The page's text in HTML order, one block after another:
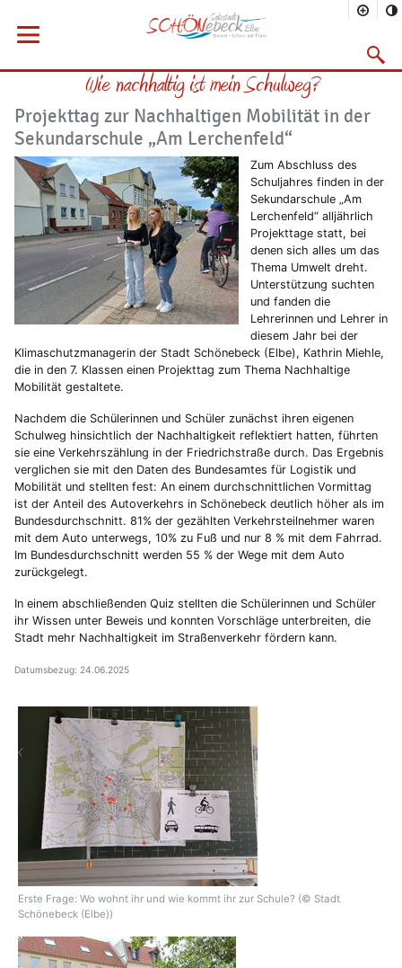
Menü öffnen
Vorheriges Bild
Startseite
Rathaus
Aktuelles
Wie nachhaltig ist mein Schulweg?
Projekttag zur Nachhaltigen Mobilität in der
Sekundarschule „Am Lerchenfeld“
Zum Abschluss des
Schuljahres finden in der
Sekundarschule „Am
Lerchenfeld“ alljährlich
Projekttage statt, bei
denen sich alles um das
Thema Umwelt dreht.
Unterstützung suchten
und fanden die
Lehrerinnen und Lehrer in
diesem Jahr bei der
Klimaschutzmanagerin der Stadt Schönebeck (Elbe), Kathrin Miehle,
die in den 7. Klassen einen Projekttag zum Thema Nachhaltige
Mobilität gestaltete.
Nachdem die Schülerinnen und Schüler zunächst ihren eigenen
Schulweg hinsichtlich der Nachhaltigkeit reflektiert hatten, führten
sie eine Verkehrszählung in der Friedrichstraße durch. Das Ergebnis
verglichen sie mit den Daten des Bundesamtes für Logistik und
Mobilität und stellten fest: An einem durchschnittlichen Vormittag
ist der Anteil des Autoverkehrs in Schönebeck deutlich höher als im
Bundesdurchschnitt. 81% der gezählten Verkehrsteilnehmer waren
mit dem Auto unterwegs, 10% zu Fuß und nur 8 % mit dem Fahrrad.
Im Bundesdurchschnitt werden 55 % der Wege mit dem Auto
zurückgelegt.
In einem abschließenden Quiz stellten die Schülerinnen und Schüler
ihr Wissen unter Beweis und konnten Vorschläge unterbreiten, die
Stadt mehr Nachhaltigkeit im Straßenverkehr fördern kann.
Datumsbezug: 24.06.2025
Erste Frage: Wo wohnt ihr und wie kommt ihr zur Schule? (© Stadt
Schönebeck (Elbe))